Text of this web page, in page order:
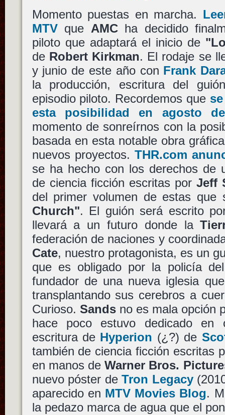
Momento puestas en marcha.
MTVque AMCha decidido
piloto que adaptará el inicio de
de Robert Kirkman. El rodaje se
y junio de este año con Frank
la producción, escritura del
episodio piloto. Recordemos que
esta posibilidad en agosto
momento de sonreírnos con la
basada en esta notable obra
nuevos proyectos. THR.com
se ha hecho con los derechos de
de ciencia ficción escritas porJeff
del primer volumen de estas
Church". El guión será escrito
llevará a un futuro donde la
federación de naciones y
Cate, nuestro protagonista, es un
que es obligado por la policía
fundador de una nueva iglesia
transplantando sus cerebros a
Curioso. Sandsno es mala opción
hace poco estuvo dedicado
escritura de Hyperion (¿?) de
también de ciencia ficción escritas
en manos deWarner Bros.
nuevo póster deTron Legacy
aparecido en MTV Movies Blog.
la pedazo marca de agua que el